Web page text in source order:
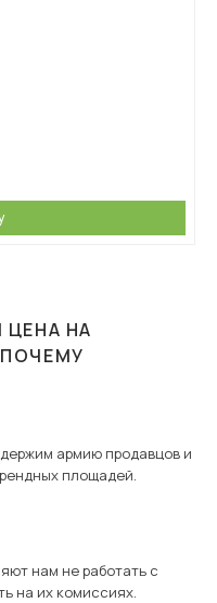
НА
армию продавцов и
площадей.
нам не работать с
на их комиссиях.